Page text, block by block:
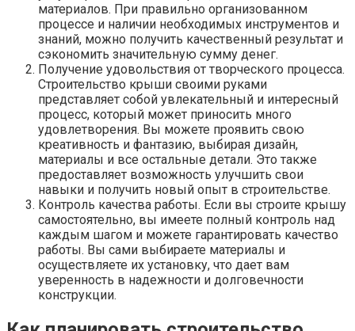
материалов. При правильно организованном
процессе и наличии необходимых инструментов и
знаний, можно получить качественный результат и
сэкономить значительную сумму денег.
Получение удовольствия от творческого процесса.
Строительство крыши своими руками
представляет собой увлекательный и интересный
процесс, который может приносить много
удовлетворения. Вы можете проявить свою
креативность и фантазию, выбирая дизайн,
материалы и все остальные детали. Это также
предоставляет возможность улучшить свои
навыки и получить новый опыт в строительстве.
Контроль качества работы. Если вы строите крышу
самостоятельно, вы имеете полный контроль над
каждым шагом и можете гарантировать качество
работы. Вы сами выбираете материалы и
осуществляете их установку, что дает вам
уверенность в надежности и долговечности
конструкции.